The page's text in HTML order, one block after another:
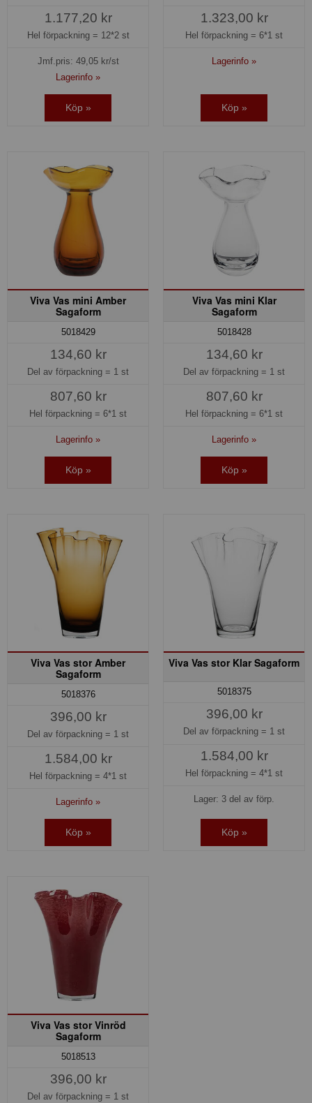
1.177,20 kr
Hel förpackning = 12*2 st
Jmf.pris: 49,05kr/st
Lagerinfo »
Köp »
1.323,00 kr
Hel förpackning = 6*1 st
Lagerinfo »
Köp »
Viva Vas mini Amber
Sagaform
5018429
134,60 kr
Del av förpackning = 1 st
807,60 kr
Hel förpackning = 6*1 st
Lagerinfo »
Köp »
Viva Vas mini Klar
Sagaform
5018428
134,60 kr
Del av förpackning = 1 st
807,60 kr
Hel förpackning = 6*1 st
Lagerinfo »
Köp »
Viva Vas stor Amber
Sagaform
5018376
396,00 kr
Del av förpackning = 1 st
1.584,00 kr
Hel förpackning = 4*1 st
Lagerinfo »
Köp »
Viva Vas stor Klar Sagaform
5018375
396,00 kr
Del av förpackning = 1 st
1.584,00 kr
Hel förpackning = 4*1 st
Lager: 3 del av förp.
Köp »
Viva Vas stor Vinröd
Sagaform
5018513
396,00 kr
Del av förpackning = 1 st